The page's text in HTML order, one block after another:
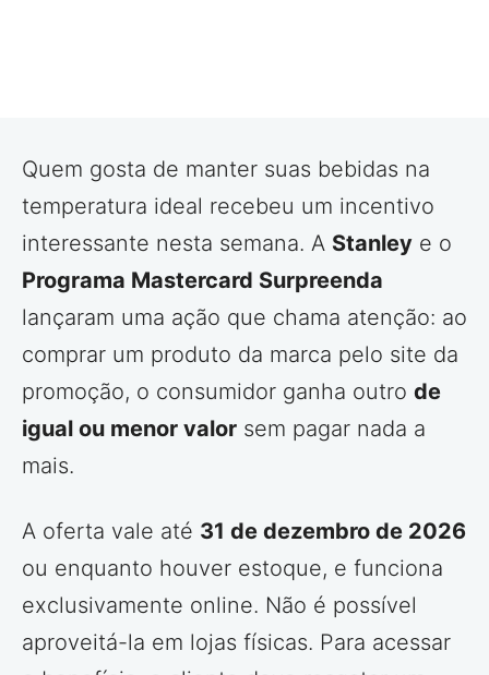
Quem gosta de manter suas bebidas na
temperatura ideal recebeu um incentivo
interessante nesta semana. A Stanley e o
Programa Mastercard Surpreenda
lançaram uma ação que chama atenção: ao
comprar um produto da marca pelo site da
promoção, o consumidor ganha outro de
igual ou menor valor sem pagar nada a
mais.
A oferta vale até 31 de dezembro de 2026
ou enquanto houver estoque, e funciona
exclusivamente online. Não é possível
aproveitá-la em lojas físicas. Para acessar